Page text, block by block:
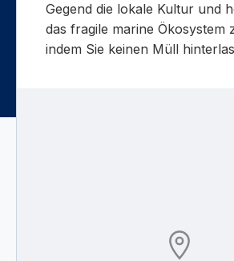
Gegend die lokale Kultur und
das fragile marine Ökosystem
indem Sie keinen Müll